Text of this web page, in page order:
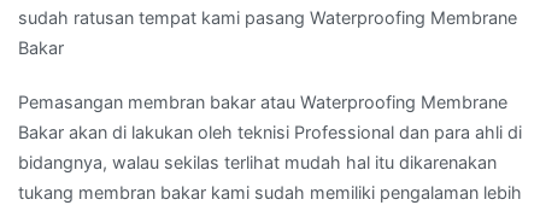
sudah ratusan tempat kami pasang Waterproofing Membrane
Bakar
Pemasangan membran bakar atau Waterproofing Membrane
Bakar akan di lakukan oleh teknisi Professional dan para ahli di
bidangnya, walau sekilas terlihat mudah hal itu dikarenakan
tukang membran bakar kami sudah memiliki pengalaman lebih